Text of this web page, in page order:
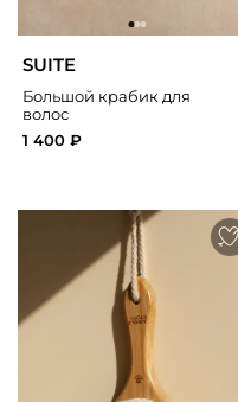
SUITE
Большой крабик для
волос
1 400 ₽